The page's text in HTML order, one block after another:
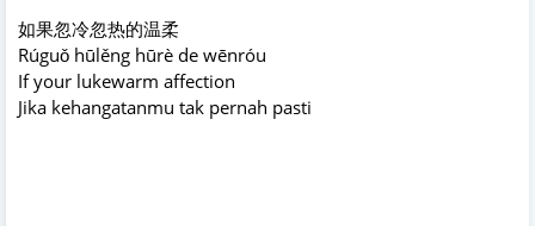
如果忽冷忽热的温柔
Rúguǒ hūlěng hūrè de wēnróu
If your lukewarm affection
Jika kehangatanmu tak pernah pasti